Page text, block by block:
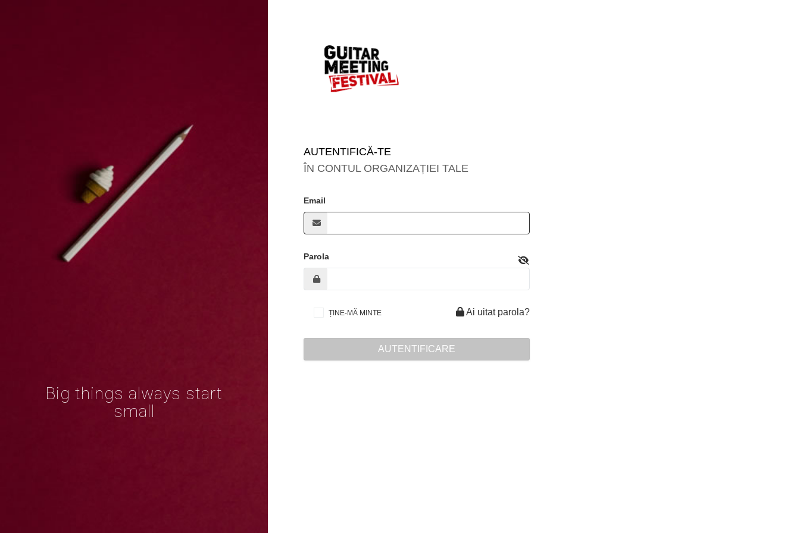
Big things always start
small
AUTENTIFICĂ-TE
ÎN CONTUL ORGANIZAȚIEI TALE
Email
Parola
ȚINE-MĂ MINTE Ai uitat parola?
AUTENTIFICARE